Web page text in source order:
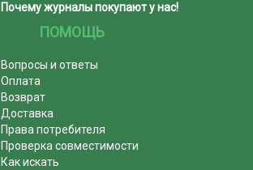
Почему журналы покупают у нас!
ПОМОЩЬ
Вопросы и ответы
Оплата
Возврат
Доставка
Права потребителя
Проверка совместимости
Как искать